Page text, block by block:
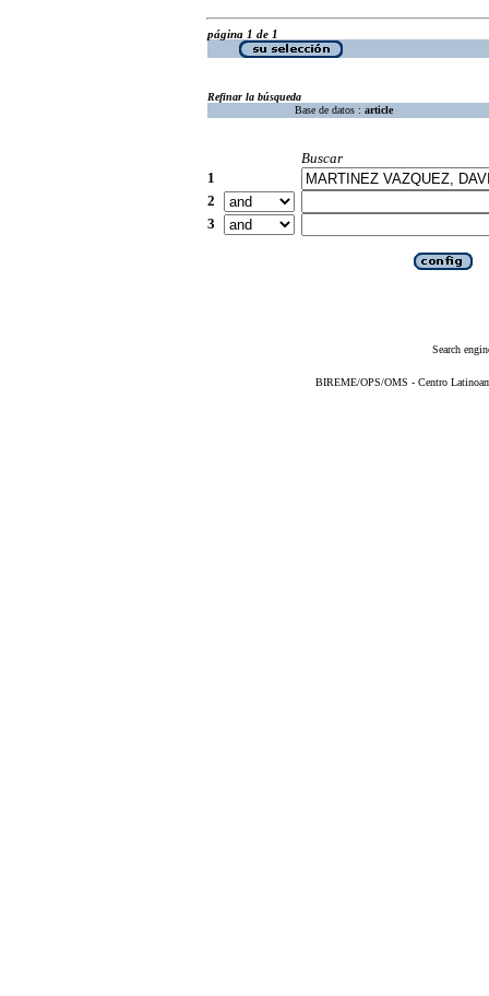
página 1 de 1
Refinar la búsqueda
Base de datos : article
Buscar
1
2
3
Search
BIREME/OPS/OMS - Centro